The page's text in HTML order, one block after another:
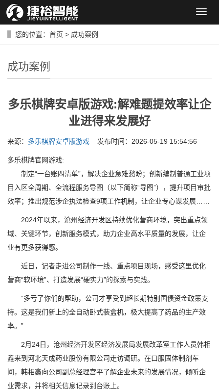
导
您的位置： 首页 > 成功案例
成功案例
多乐棋牌安卓版游戏:解难题提效率让企
业进得来发展好
来源： 多乐棋牌安卓版游戏 发布时间：2026-05-19 15:54:56
多乐棋牌官网游戏:
制定“一台账四清单”，解决企业急难愁盼；创新编制普通工业项
目入区全周期、全流程服务导图（以下简称“导图”），提升项目审批
效率；推出规范涉企执法检查9项工作机制，让企业专心谋发展……
2024年以来，沧州经济开发区持续优化营商环境，突出重点领
域、关键环节，创新服务模式，助力企业高水平质量的发展，让企
业有更多获得感。
近日，记者走进公司制作一线、重点项目现场，感受这里优化
营商“软环境”、打造发展“硬实力”的探索与实践。
“多亏了你们的帮助，公司才享受到超长期特别国债资金政策支
持。这是我们新上的全自动卧式装盒机，极大提高了药品的生产效
率。”
2月24日，沧州经济开发区经济发展局发展改革室工作人员韩相
鑫来到河北天成药业股份有限公司走访调研。在口服固体制剂车
间，韩相鑫向公司副总经理宫平了解企业未来的发展情况，倾听企
业需求，并将相关信息记录到台账上。